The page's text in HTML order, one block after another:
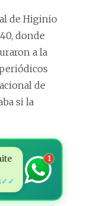
de Higinio
donde
a la
de
si la
✓✓
1